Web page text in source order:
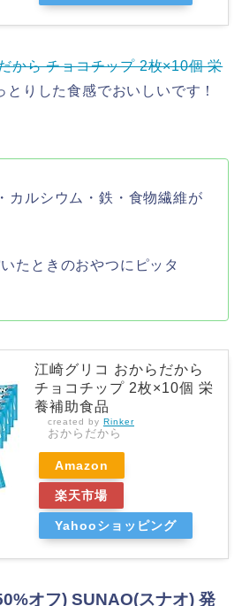
から チョコチップ 2枚×10個 栄
とりした食感でおいしいです！
カルシウム・鉄・食物繊維が
たときのおやつにピッタ
江崎グリコ おからだから
チョコチップ 2枚×10個 栄
養補助食品
created by Rinker
おからだから
Amazon
楽天市場
Yahooショッピング
オフ) SUNAO(スナオ) 発